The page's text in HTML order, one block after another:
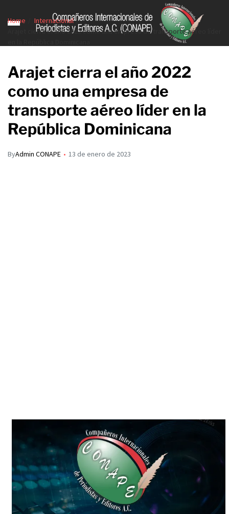
Home
Internacional
Arajet cierra el año 2022 como una empresa de transporte aéreo líder
Arajet cierra el año 2022
como una empresa de
transporte aéreo líder en la
República Dominicana
ByAdmin CONAPE 13 de enero de 2023